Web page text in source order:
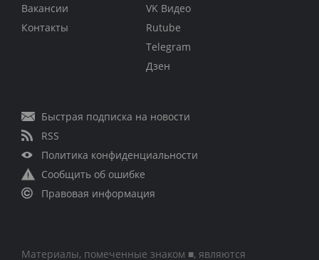
Вакансии
Контакты
VK Видео
Rutube
Telegram
Дзен
Быстрая подписка на новости
RSS
Политика конфиденциальности
Сообщить об ошибке
Правовая информация
Материалы, помеченные знаком ■, являются